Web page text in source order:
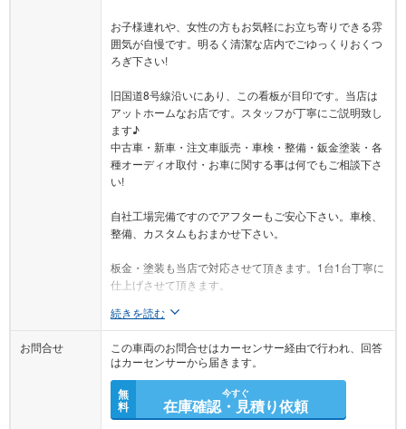
お子様連れや、女性の方もお気軽にお立ち寄りできる雰
囲気が自慢です。明るく清潔な店内でごゆっくりおくつ
ろぎ下さい!
旧国道8号線沿いにあり、この看板が目印です。当店は
アットホームなお店です。スタッフが丁寧にご説明致し
ます♪
中古車・新車・注文車販売・車検・整備・鈑金塗装・各
種オーディオ取付・お車に関する事は何でもご相談下さ
い!
自社工場完備ですのでアフターもご安心下さい。車検、
整備、カスタムもおまかせ下さい。
板金・塗装も当店で対応させて頂きます。1台1台丁寧に
仕上げさせて頂きます。
続きを読む
お問合せ
この車両のお問合せはカーセンサー経由で行われ、回答
はカーセンサーから届きます。
無
料
今すぐ
在庫確認・見積り依頼